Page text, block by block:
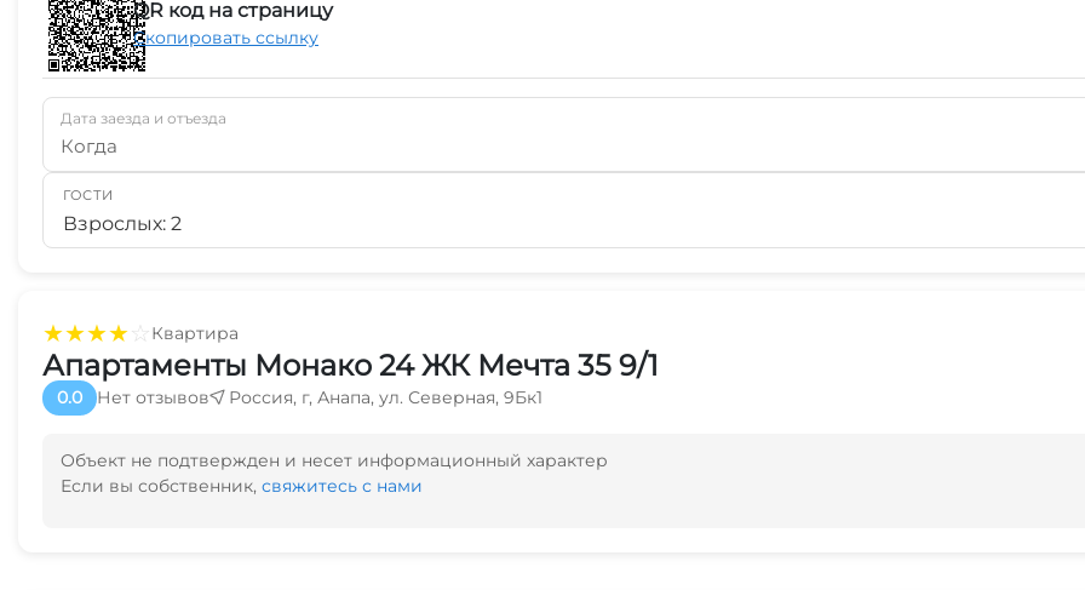
★★★★☆Квартира
Апартаменты Монако 24 ЖК Мечта 35 9/1
0.0 Нет отзывов Россия, г, Анапа, ул. Северная, 9Бк1
Объект не подтвержден и несет информационный характер
Если вы собственник, свяжитесь с нами
QR код на страницу
Скопировать ссылку
Дата заезда и отъезда
Когда
ГОСТИ
Взрослых: 2